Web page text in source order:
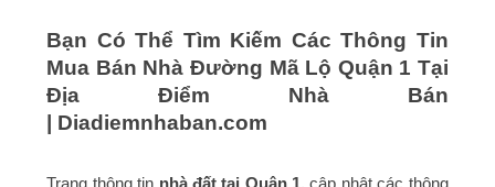
Bạn Có Thể Tìm Kiếm Các Thông Tin
Mua Bán Nhà Đường Mã Lộ Quận 1 Tại
Địa Điểm Nhà Bán
Diadiemnhaban.com